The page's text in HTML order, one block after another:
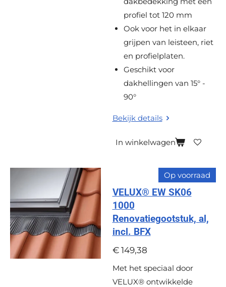
profiel tot 120 mm
Ook voor het in elkaar
grijpen van leisteen, riet
en profielplaten.
Geschikt voor
dakhellingen van 15° -
90°
Bekijk details
In winkelwagen
Op voorraad
VELUX® EW SK06
1000
Renovatiegootstuk, al,
incl. BFX
€ 149,38
Met het speciaal door
VELUX® ontwikkelde